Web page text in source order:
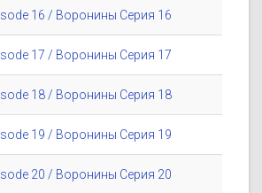
16 / Воронины Серия 16
17 / Воронины Серия 17
18 / Воронины Серия 18
19 / Воронины Серия 19
20 / Воронины Серия 20